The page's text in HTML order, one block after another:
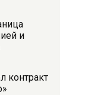
и
контракт